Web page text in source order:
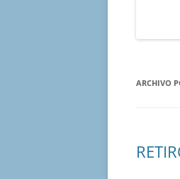
ARCHIVO